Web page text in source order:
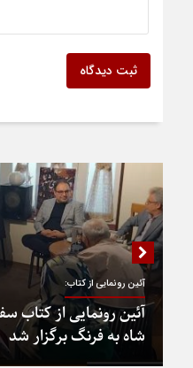
ثبت دیدگاه
آئین رونمایی از کتاب:
آئین رونمایی از کتاب
شاه به فرنگ برگزار شد